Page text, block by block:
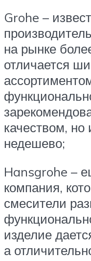
Grohe –
на рынке
отличается
качеством, но
недешево;
Hansgrohe –
компания,
смесители
изделие
а